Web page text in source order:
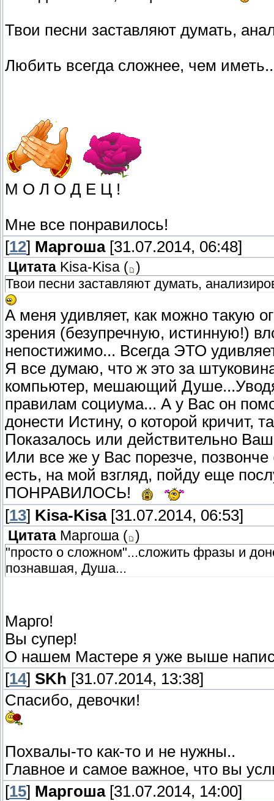
Твои песни заставляют думать,
Любить всегда сложнее, чем
М О Л О Д Е Ц !
Мне все понравилось!
[12] Маргоша[31.07.2014, 06:48]
Цитата Kisa-Kisa ( )
Твои песни заставляют думать,
А меня удивляет, как можно такую
зрения (безупречную, истинную!)
непостижимо... Всегда ЭТО
Я все думаю, что ж это за
компьютер, мешающий
правилам социума... А у Вас он
донести Истину, о которой кричит,
Показалось или действительно
Или все же у Вас порезче,
есть, на мой взгляд, пойду еще
ПОНРАВИЛОСЬ!
[13] Kisa-Kisa[31.07.2014, 06:53]
Цитата Маргоша ( )
"просто о сложном"...сложить фразы и
познавшая, Душа...
Марго!
Вы супер!
О нашем Мастере я уже выше
[14] SKh [31.07.2014, 13:38]
Спасибо, девочки!
Похвалы-то как-то и не нужны..
Главное и самое важное, что вы
[15] Маргоша[31.07.2014, 14:00]